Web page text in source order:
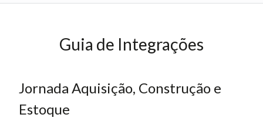
Guia de Integrações
Jornada Aquisição, Construção e
Estoque